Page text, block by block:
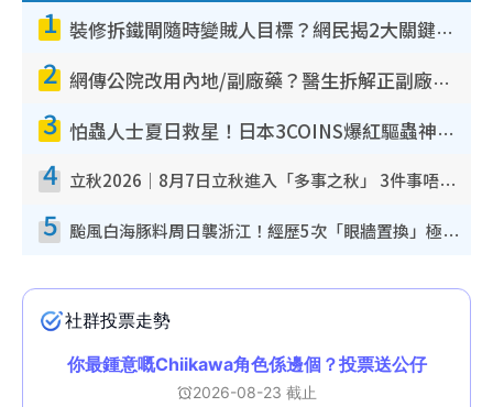
1 裝修拆鐵閘隨時變賊人目標？網民揭2大關鍵用途：裝新式等於白裝？附新舊鐵閘分別
2 網傳公院改用內地/副廠藥？醫生拆解正副廠分別 揭4類人換藥隨時出事
3 怕蟲人士夏日救星！日本3COINS爆紅驅蟲神器$45起 1招「全程免觸碰」輕鬆搞定小強
4 立秋2026｜8月7日立秋進入「多事之秋」 3件事唔做得！專家教6招開運 清枱頭／銀包納氣接好運
5 颱風白海豚料周日襲浙江！經歷5次「眼牆置換」極罕見 成登陸內地最長途颱風